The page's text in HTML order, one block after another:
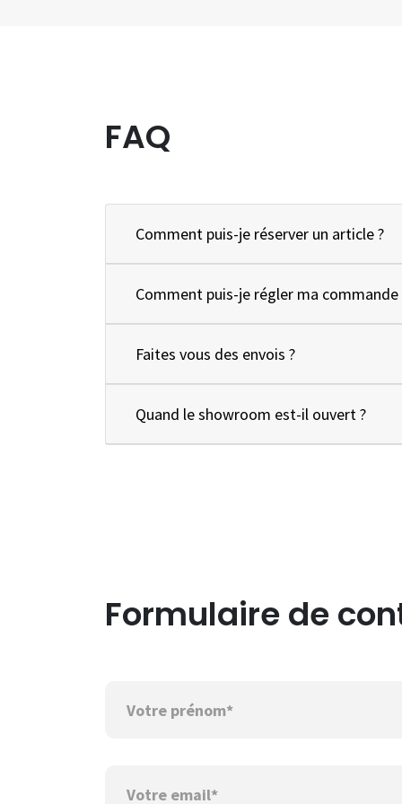
FAQ
Comment puis-je réserver un article ?
Comment puis-je régler ma commande
Faites vous des envois ?
Quand le showroom est-il ouvert ?
Formulaire de